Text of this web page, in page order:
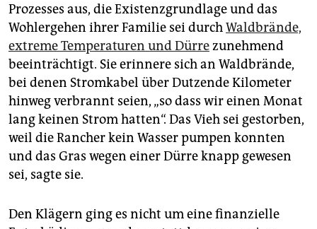
Prozesses aus, die Existenzgrundlage und das
Wohlergehen ihrer Familie sei durchWaldbrände,
extreme Temperaturen und Dürrezunehmend
beeinträchtigt. Sie erinnere sich an Waldbrände,
bei denen Stromkabel über Dutzende Kilometer
hinweg verbrannt seien, „so dass wir einen Monat
lang keinen Strom hatten“. Das Vieh sei gestorben,
weil die Rancher kein Wasser pumpen konnten
und das Gras wegen einer Dürre knapp gewesen
sei, sagte sie.
Den Klägern ging es nicht um eine finanzielle